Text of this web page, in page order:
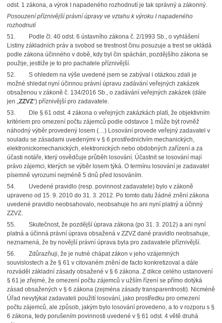
odst. 1 zákona, a výrok I napadeného rozhodnutí je tak správný a zákonný.
Posouzení příznivější právní úpravy ve vztahu k výroku I napadeného
rozhodnutí
51.
Podle čl. 40 odst. 6 ústavního zákona č. 2/1993 Sb., o vyhlášení
Listiny základních práv a svobod se trestnost činu posuzuje a trest se ukládá
podle zákona účinného v době, kdy byl čin spáchán, pozdějšího zákona se
použije, jestliže je to pro pachatele příznivější.
52.
S ohledem na výše uvedené jsem se zabýval i otázkou zdali je
možné shledat nyní účinnou právní úpravu zadávání veřejných zakázek
obsaženou v zákoně č. 134/2016 Sb., o zadávání veřejných zakázek (dále
jen „ZZVZ“) příznivější pro zadavatele.
53.
Dle § 61 odst. 4 zákona o veřejných zakázkách platí, že objektivním
kritériem pro omezení počtu zájemců podle odstavce 1 může být rovněž
náhodný výběr provedený losem (…) Losování provede veřejný zadavatel v
souladu se zásadami uvedenými v § 6 prostřednictvím mechanických,
elektronickomechanických, elektronických nebo obdobných zařízení a za
účasti notáře, který osvědčuje průběh losování. Účastnit se losování mají
právo zájemci, kterých se výběr losem týká. O termínu losování je zadavatel
písemně vyrozumí nejméně 5 dnů před losováním.
54.
Uvedené pravidlo (resp. povinnost zadavatele) bylo v zákoně
upraveno od 15. 9. 2010 do 31. 3. 2012. Po tomto datu žádné znění zákona
uvedené pravidlo neobsahovalo, neobsahuje ho ani nyní platný a účinný
ZZVZ.
55.
Skutečnost, že pozdější úprava zákona (po 31. 3. 2012) a ani nyní
platná a účinná právní úprava obsažená v ZZVZ dané pravidlo neobsahuje,
neznamená, že by novější právní úprava byla pro zadavatele příznivější.
56.
Zdůrazňuji, že je nutné chápat zákon v jeho vzájemných
souvislostech a že § 61 v citovaném znění de facto konkretizoval a dále
rozváděl základní zásady obsažené v § 6 zákona. Z dikce celého ustanovení
§ 61 je zřejmé, že omezení počtu zájemců v užším řízení se přímo dotýká
zásad obsažených v § 6 zákona (zejména zásady transparentnosti). Nicméně
Úřad nevytýkal zadavateli použití losování, jako prostředku pro omezení
počtu zájemců, ale způsob, jakým bylo losování provedeno, a to v rozporu s §
6 zákona, tedy porušením povinnosti uvedené v § 61 odst. 4 větě druhá